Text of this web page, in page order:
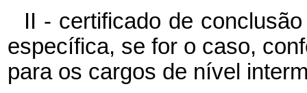
II - certificado de
específica, se for o caso,
para os cargos de nível